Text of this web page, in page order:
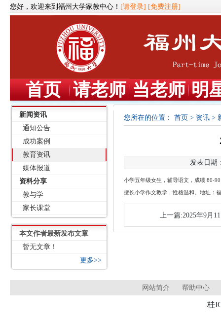
您好，欢迎来到福州大学家教中心！ [请登录] [免费注册]
首页 请老师 当老师 明
新闻资讯
通知公告
成功案例
教育资讯
媒体报道
资料分享
教与学
家长课堂
本文作者最新发布文章
暂无文章！
更多>>
您所在的位置： 首页 > 资讯 >
发表日期
小学五年级女生，辅导语文，成绩 80-
擅长小学作文教学，性格温和。地址：
上一篇:2025年9月
网站简介 帮助中心
桂